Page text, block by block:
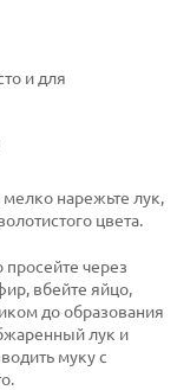
и для
мелко нарежьте лук,
цвета.
просейте через
вбейте яйцо,
до образования
лук и
муку с